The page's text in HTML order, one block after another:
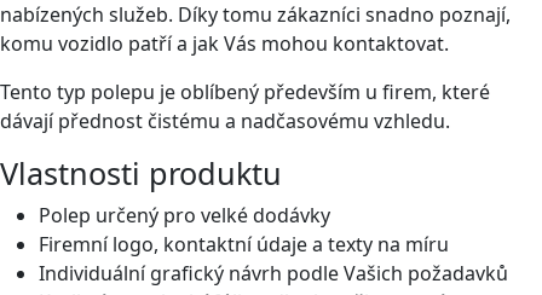
nabízených služeb. Díky tomu zákazníci snadno poznají,
komu vozidlo patří a jak Vás mohou kontaktovat.
Tento typ polepu je oblíbený především u firem, které
dávají přednost čistému a nadčasovému vzhledu.
Vlastnosti produktu
Polep určený pro velké dodávky
Firemní logo, kontaktní údaje a texty na míru
Individuální grafický návrh podle Vašich požadavků